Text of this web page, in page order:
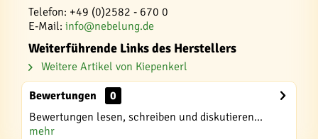
Telefon: +49 (0)2582 - 670 0
E-Mail: info@nebelung.de
Weiterführende Links des Herstellers
Weitere Artikel von Kiepenkerl
Bewertungen
0
Bewertungen lesen, schreiben und diskutieren...
mehr